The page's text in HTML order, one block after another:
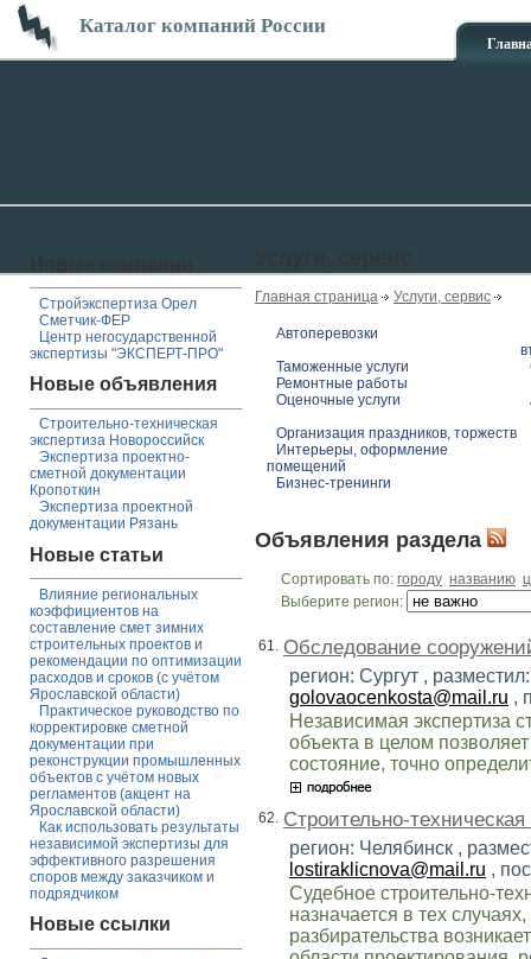
Каталог компаний России
Стройэкспертиза Орел
Сметчик-ФЕР
Центр негосударственной
экспертизы "ЭКСПЕРТ-ПРО"
Новые объявления
Строительно-техническая
экспертиза Новороссийск
Экспертиза проектно-
сметной документации
Кропоткин
Экспертиза проектной
документации Рязань
Новые статьи
Влияние региональных
коэффициентов на
составление смет зимних
строительных проектов и
рекомендации по оптимизации
расходов и сроков (с учётом
Ярославской области)
Практическое руководство по
корректировке сметной
документации при
реконструкции промышленных
объектов с учётом новых
регламентов (акцент на
Ярославской области)
Как использовать результаты
независимой экспертизы для
эффективного разрешения
споров между заказчиком и
подрядчиком
Новые ссылки
Главная страница Услуги, сервис
Автоперевозки
Таможенные услуги
Ремонтные работы
Оценочные услуги
Организация праздников, торжеств
Интерьеры, оформление
помещений
Бизнес-тренинги
Объявления раздела
Сортировать по: городу названию
Выберите регион:
61. Обследование
регион: Сургут ,
golovaocenkosta@mail.ru ,
Независимая экспертиза
объекта в целом
состояние, точно
62. Строительно-
регион: Челябинск ,
lostiraklicnova@mail.ru ,
Судебное строительно-
назначается в тех
разбирательства